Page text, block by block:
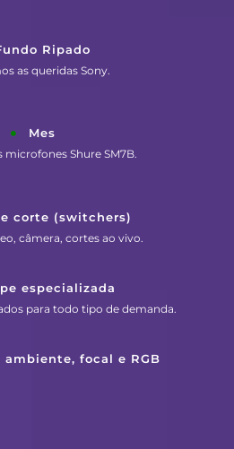
Ripado
as queridas Sony.
Mes
Shure SM7B.
corte (switchers)
câmera, cortes ao vivo.
especializada
para todo tipo de demanda.
focal e RGB